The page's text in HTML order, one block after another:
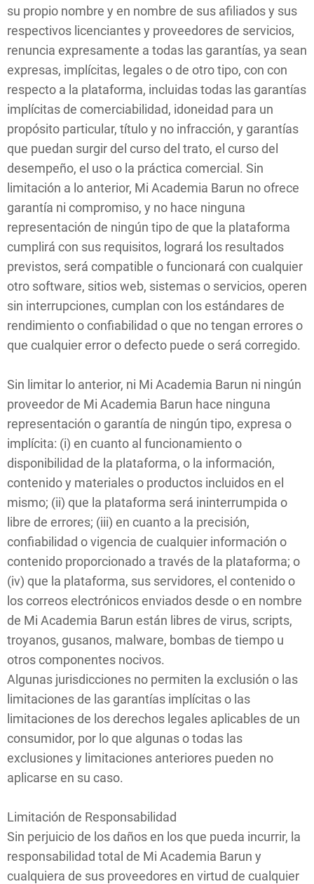
su propio nombre y en nombre de sus afiliados y sus
respectivos licenciantes y proveedores de servicios,
renuncia expresamente a todas las garantías, ya sean
expresas, implícitas, legales o de otro tipo, con con
respecto a la plataforma, incluidas todas las garantías
implícitas de comerciabilidad, idoneidad para un
propósito particular, título y no infracción, y garantías
que puedan surgir del curso del trato, el curso del
desempeño, el uso o la práctica comercial. Sin
limitación a lo anterior, Mi Academia Barun no ofrece
garantía ni compromiso, y no hace ninguna
representación de ningún tipo de que la plataforma
cumplirá con sus requisitos, logrará los resultados
previstos, será compatible o funcionará con cualquier
otro software, sitios web, sistemas o servicios, operen
sin interrupciones, cumplan con los estándares de
rendimiento o confiabilidad o que no tengan errores o
que cualquier error o defecto puede o será corregido.
Sin limitar lo anterior, ni Mi Academia Barun ni ningún
proveedor de Mi Academia Barun hace ninguna
representación o garantía de ningún tipo, expresa o
implícita: (i) en cuanto al funcionamiento o
disponibilidad de la plataforma, o la información,
contenido y materiales o productos incluidos en el
mismo; (ii) que la plataforma será ininterrumpida o
libre de errores; (iii) en cuanto a la precisión,
confiabilidad o vigencia de cualquier información o
contenido proporcionado a través de la plataforma; o
(iv) que la plataforma, sus servidores, el contenido o
los correos electrónicos enviados desde o en nombre
de Mi Academia Barun están libres de virus, scripts,
troyanos, gusanos, malware, bombas de tiempo u
otros componentes nocivos.
Algunas jurisdicciones no permiten la exclusión o las
limitaciones de las garantías implícitas o las
limitaciones de los derechos legales aplicables de un
consumidor, por lo que algunas o todas las
exclusiones y limitaciones anteriores pueden no
aplicarse en su caso.
Limitación de Responsabilidad
Sin perjuicio de los daños en los que pueda incurrir, la
responsabilidad total de Mi Academia Barun y
cualquiera de sus proveedores en virtud de cualquier